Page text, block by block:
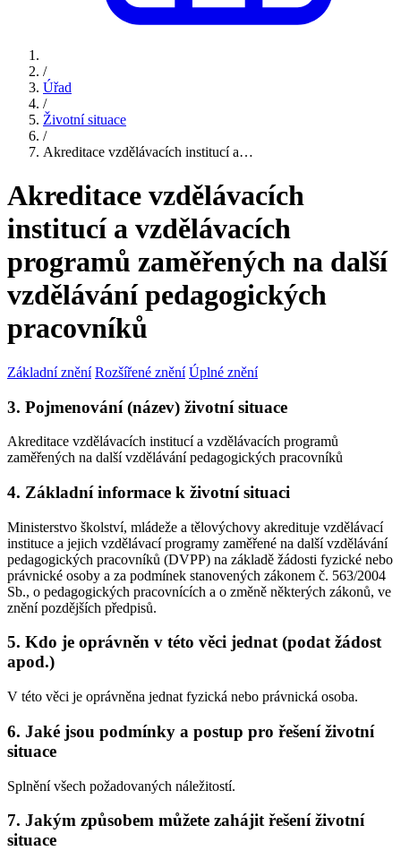
/
Úřad
/
Životní situace
/
Akreditace vzdělávacích institucí a…
Akreditace vzdělávacích
institucí a vzdělávacích
programů zaměřených na další
vzdělávání pedagogických
pracovníků
Základní znění Rozšířené znění Úplné znění
3. Pojmenování (název) životní situace
Akreditace vzdělávacích institucí a vzdělávacích programů
zaměřených na další vzdělávání pedagogických pracovníků
4. Základní informace k životní situaci
Ministerstvo školství, mládeže a tělovýchovy akredituje vzdělávací
instituce a jejich vzdělávací programy zaměřené na další vzdělávání
pedagogických pracovníků (DVPP) na základě žádosti fyzické nebo
právnické osoby a za podmínek stanovených zákonem č. 563/2004
Sb., o pedagogických pracovnících a o změně některých zákonů, ve
znění pozdějších předpisů.
5. Kdo je oprávněn v této věci jednat (podat žádost
apod.)
V této věci je oprávněna jednat fyzická nebo právnická osoba.
6. Jaké jsou podmínky a postup pro řešení životní
situace
Splnění všech požadovaných náležitostí.
7. Jakým způsobem můžete zahájit řešení životní
situace